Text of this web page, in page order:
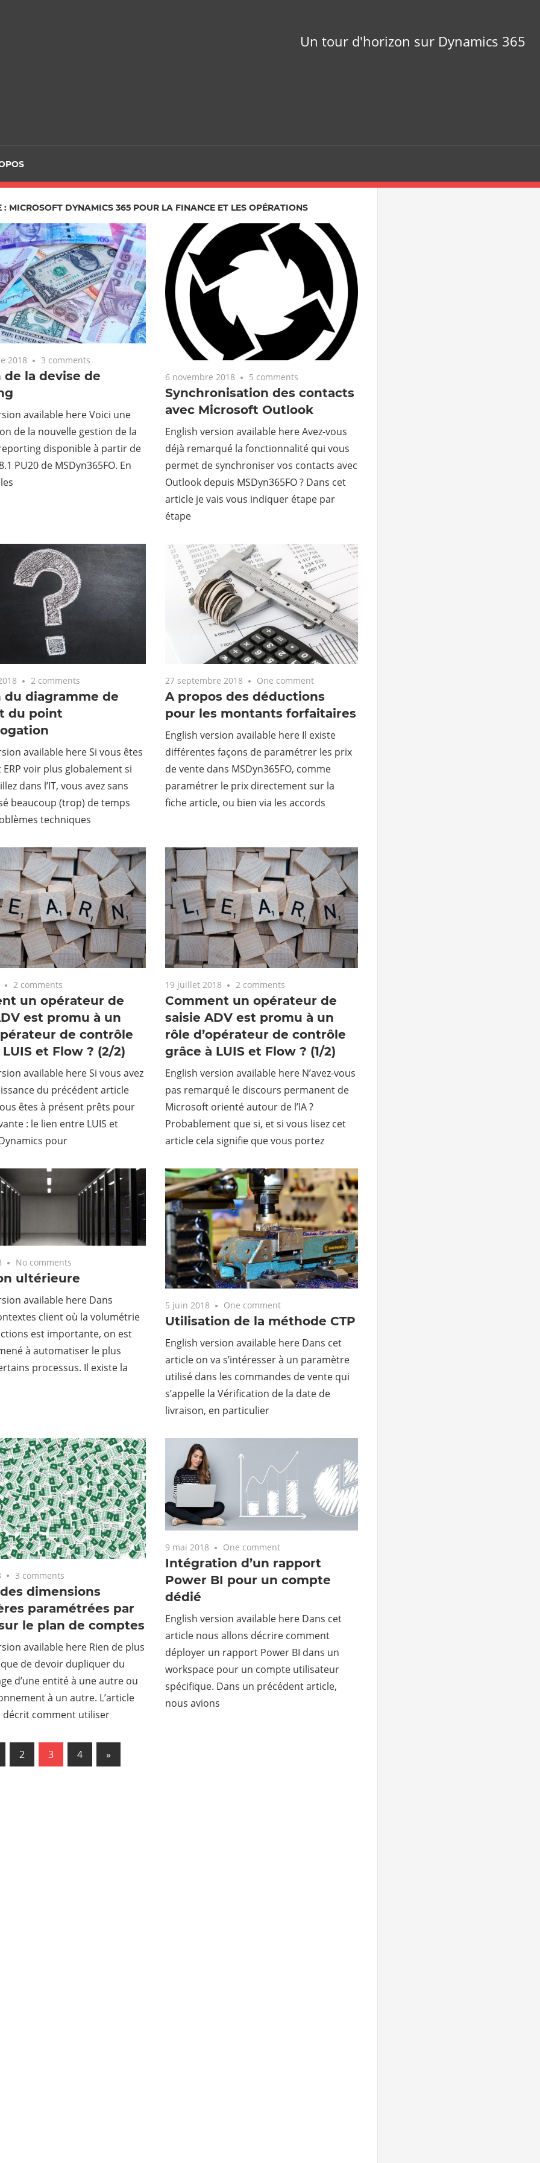
Un tour d'horizon sur Dynamics 365
: MICROSOFT DYNAMICS 365 POUR LA FINANCE ET LES OPÉRATIONS
2018 3 comments
de la devise de
available here Voici une
de la nouvelle gestion de la
disponible à partir de
PU20 de MSDyn365FO. En
6 novembre 2018 5 comments
Synchronisation des contacts
avec Microsoft Outlook
English version available here Avez-vous
déjà remarqué la fonctionnalité qui vous
permet de synchroniser vos contacts avec
Outlook depuis MSDyn365FO ? Dans cet
article je vais vous indiquer étape par
étape
2 comments
du diagramme de
du point
available here Si vous êtes
voir plus globalement si
dans l’IT, vous avez sans
beaucoup (trop) de temps
techniques
27 septembre 2018 One comment
A propos des déductions
pour les montants forfaitaires
English version available here Il existe
différentes façons de paramétrer les prix
de vente dans MSDyn365FO, comme
paramétrer le prix directement sur la
fiche article, ou bien via les accords
2 comments
un opérateur de
est promu à un
de contrôle
et Flow ? (2/2)
available here Si vous avez
du précédent article
êtes à présent prêts pour
: le lien entre LUIS et
pour
19 juillet 2018 2 comments
Comment un opérateur de
saisie ADV est promu à un
rôle d’opérateur de contrôle
grâce à LUIS et Flow ? (1/2)
English version available here N’avez-vous
pas remarqué le discours permanent de
Microsoft orienté autour de l’IA ?
Probablement que si, et si vous lisez cet
article cela signifie que vous portez
No comments
ultérieure
available here Dans
client où la volumétrie
est importante, on est
à automatiser le plus
processus. Il existe la
5 juin 2018 One comment
Utilisation de la méthode CTP
English version available here Dans cet
article on va s’intéresser à un paramètre
utilisé dans les commandes de vente qui
s’appelle la Vérification de la date de
livraison, en particulier
3 comments
dimensions
paramétrées par
le plan de comptes
available here Rien de plus
de devoir dupliquer du
d’une entité à une autre ou
à un autre. L’article
décrit comment utiliser
9 mai 2018 One comment
Intégration d’un rapport
Power BI pour un compte
dédié
English version available here Dans cet
article nous allons décrire comment
déployer un rapport Power BI dans un
workspace pour un compte utilisateur
spécifique. Dans un précédent article,
nous avions
2 3 4
Next
»